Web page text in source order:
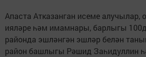
Апаста Атказанган исеме алучылар,
ияләре һәм имамнары, барлыгы
районда эшләнгән эшләр белән
район башлыгы Рәшид Заһидуллин